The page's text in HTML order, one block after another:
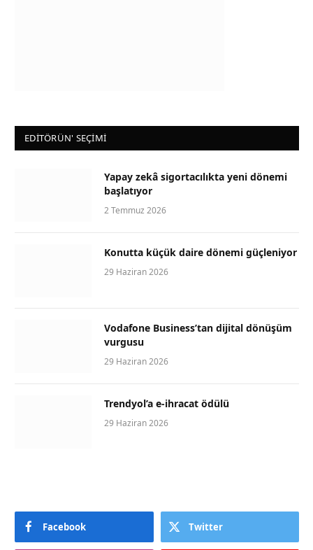
EDİTÖRÜN' SEÇİMİ
Yapay zekâ sigortacılıkta yeni dönemi
başlatıyor
2 Temmuz 2026
Konutta küçük daire dönemi güçleniyor
29 Haziran 2026
Vodafone Business’tan dijital dönüşüm
vurgusu
29 Haziran 2026
Trendyol’a e-ihracat ödülü
29 Haziran 2026
Facebook Twitter